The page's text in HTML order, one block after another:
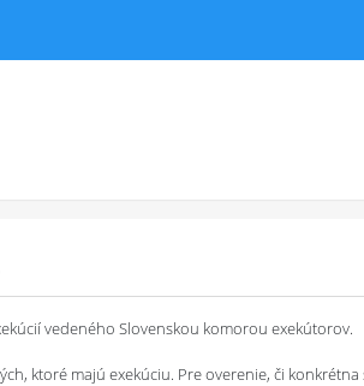
vedeného Slovenskou komorou exekútorov.
ktoré majú exekúciu. Pre overenie, či